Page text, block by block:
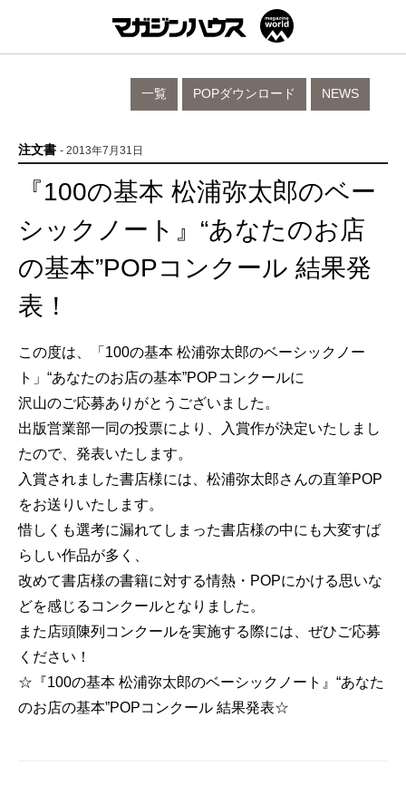
NEWS
POPダウンロード
一覧
注文書 - 2013年7月31日
『100の基本 松浦弥太郎のベー
シックノート』“あなたのお店
の基本”POPコンクール 結果発
表！
この度は、「100の基本 松浦弥太郎のベーシックノー
ト」“あなたのお店の基本”POPコンクールに
沢山のご応募ありがとうございました。
出版営業部一同の投票により、入賞作が決定いたしまし
たので、発表いたします。
入賞されました書店様には、松浦弥太郎さんの直筆POP
をお送りいたします。
惜しくも選考に漏れてしまった書店様の中にも大変すば
らしい作品が多く、
改めて書店様の書籍に対する情熱・POPにかける思いな
どを感じるコンクールとなりました。
また店頭陳列コンクールを実施する際には、ぜひご応募
ください！
☆『100の基本 松浦弥太郎のベーシックノート』“あなた
のお店の基本”POPコンクール 結果発表☆